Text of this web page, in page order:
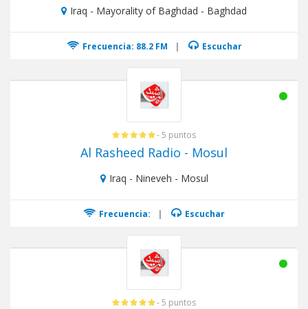
Iraq - Mayorality of Baghdad - Baghdad
Frecuencia: 88.2 FM | Escuchar
- 5 puntos
Al Rasheed Radio - Mosul
Iraq - Nineveh - Mosul
Frecuencia: | Escuchar
- 5 puntos